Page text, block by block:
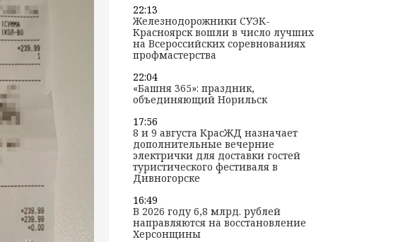
22:13
Железнодорожники СУЭК-
Красноярск вошли в число лучших
на Всероссийских соревнованиях
профмастерства
22:04
«Башня 365»: праздник,
объединяющий Норильск
17:56
8 и 9 августа КрасЖД назначает
дополнительные вечерние
электрички для доставки гостей
туристического фестиваля в
Дивногорске
16:49
В 2026 году 6,8 млрд. рублей
направляются на восстановление
Херсонщины